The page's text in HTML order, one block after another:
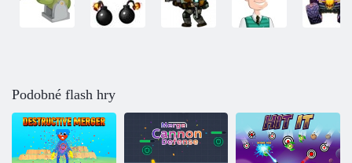
Podobné flash hry